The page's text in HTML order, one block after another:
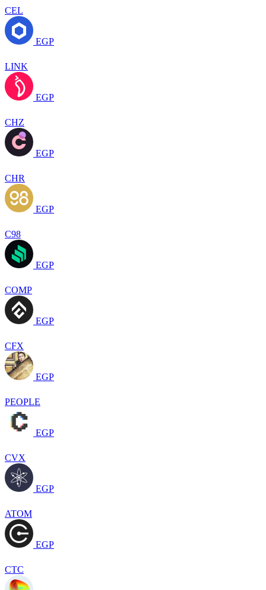
CEL
EGP
LINK
EGP
CHZ
EGP
CHR
EGP
C98
EGP
COMP
EGP
CFX
EGP
PEOPLE
EGP
CVX
EGP
ATOM
EGP
CTC